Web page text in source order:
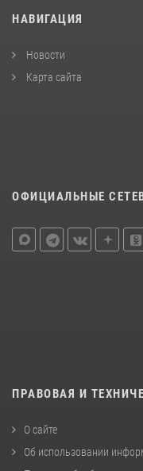
НАВИГАЦИЯ
Новости
Карта сайта
ОФИЦИАЛЬНЫЕ
ПРАВОВАЯ И
О сайте
Об использовании